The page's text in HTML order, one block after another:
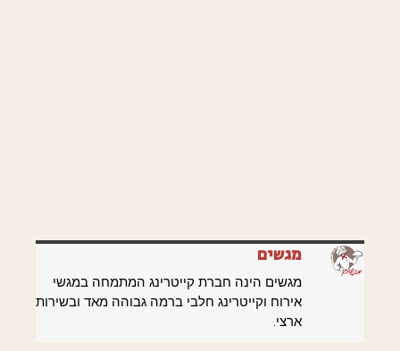
מגשים
מגשים הינה חברת קייטרינג המתמחה במגשי
אירוח וקייטרינג חלבי ברמה גבוהה מאד ובשירות
ארצי.